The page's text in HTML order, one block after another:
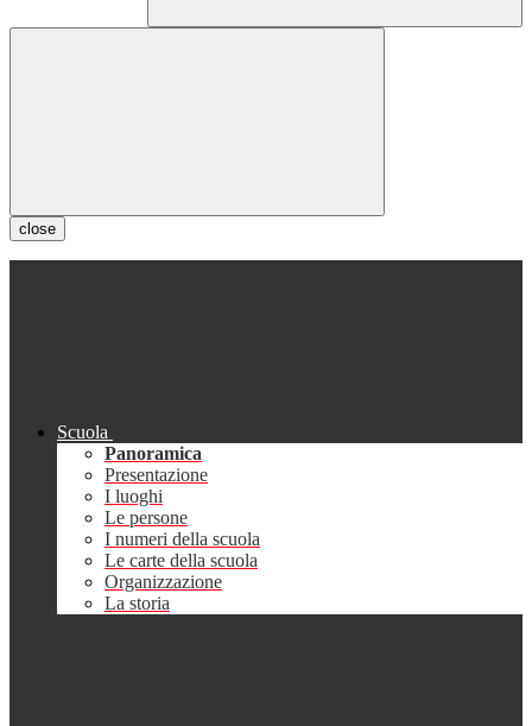
close
Scuola
Panoramica
Presentazione
I luoghi
Le persone
I numeri della scuola
Le carte della scuola
Organizzazione
La storia